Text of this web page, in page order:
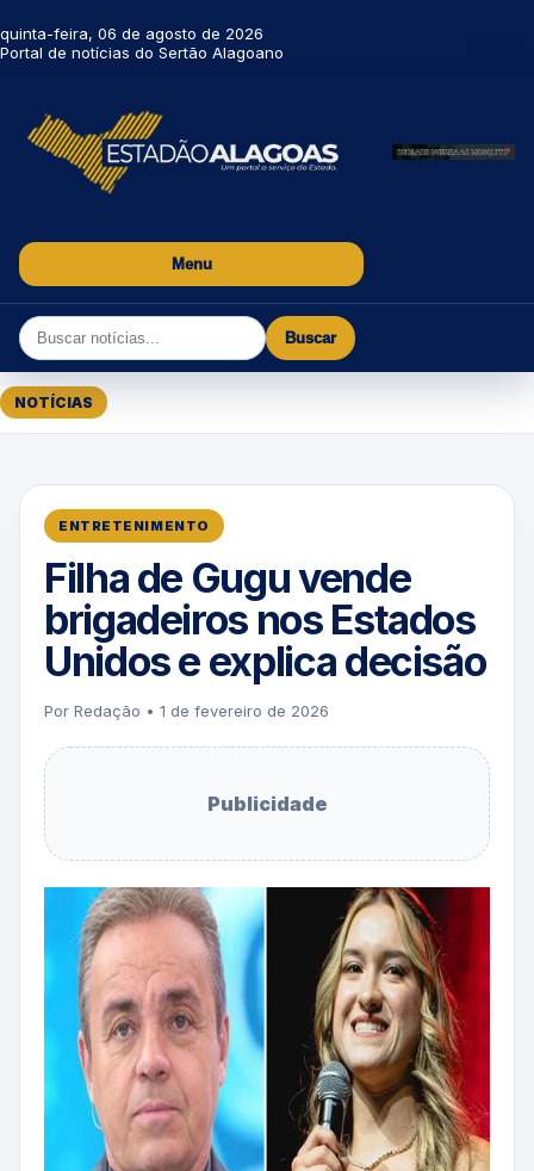
quinta-feira, 06 de agosto de 2026
Portal de notícias do Sertão Alagoano
Menu
Buscar
NOTÍCIAS
ENTRETENIMENTO
Filha de Gugu vende
brigadeiros nos Estados
Unidos e explica decisão
Por Redação • 1 de fevereiro de 2026
Publicidade